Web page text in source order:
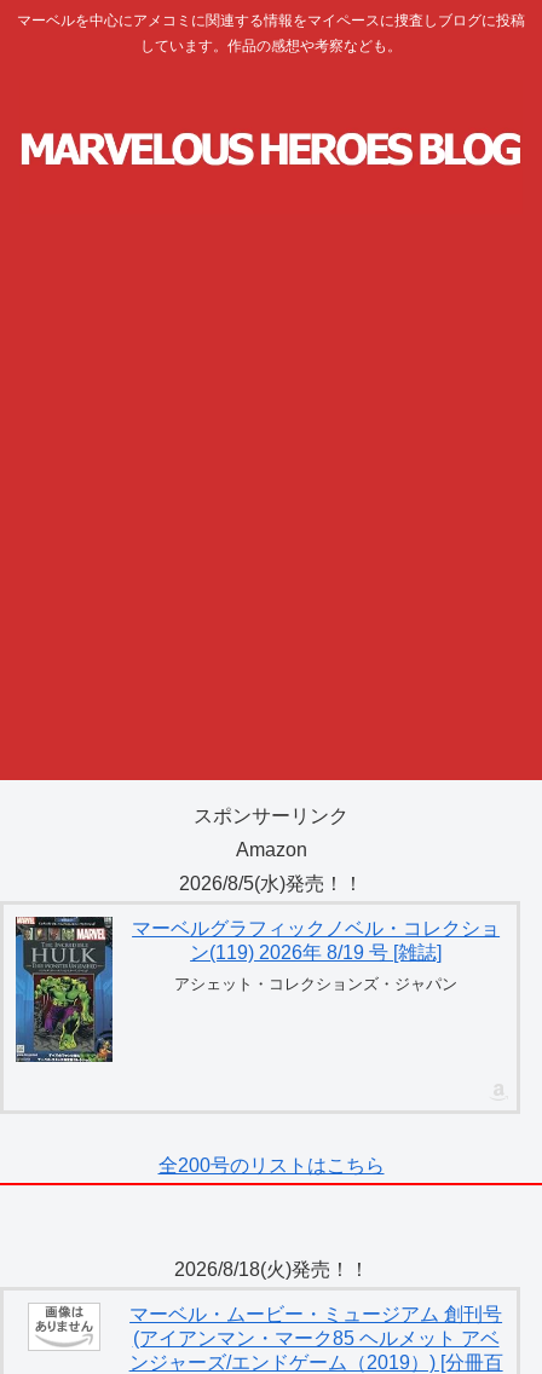
マーベルを中心にアメコミに関連する情報をマイペースに捜査しブログに投稿
しています。作品の感想や考察なども。
スポンサーリンク
Amazon
2026/8/5(水)発売！！
マーベルグラフィックノベル・コレクショ
ン(119) 2026年 8/19 号 [雑誌]
アシェット・コレクションズ・ジャパン
全200号のリストはこちら
2026/8/18(火)発売！！
マーベル・ムービー・ミュージアム 創刊号
(アイアンマン・マーク85 ヘルメット アベ
ンジャーズ/エンドゲーム（2019）) [分冊百